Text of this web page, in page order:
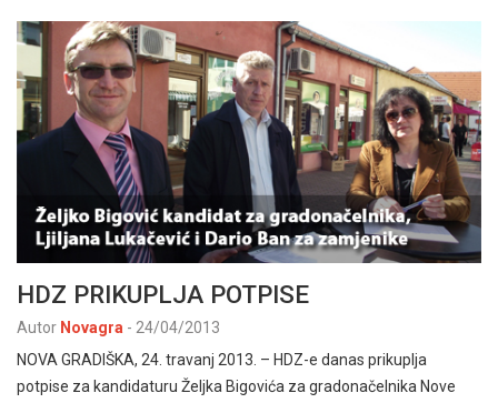
HDZ PRIKUPLJA POTPISE
Autor Novagra - 24/04/2013
NOVA GRADIŠKA, 24. travanj 2013. – HDZ-e danas prikuplja
potpise za kandidaturu Željka Bigovića za gradonačelnika Nove